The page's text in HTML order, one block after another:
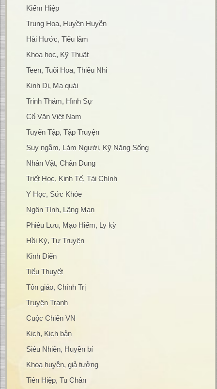
Kiếm Hiệp
Trung Hoa, Huyền Huyễn
Hài Hước, Tiếu lâm
Khoa học, Kỹ Thuật
Teen, Tuổi Hoa, Thiếu Nhi
Kinh Dị, Ma quái
Trinh Thám, Hình Sự
Cổ Văn Việt Nam
Tuyển Tập, Tập Truyện
Suy ngẫm, Làm Người, Kỹ Năng Sống
Nhân Vật, Chân Dung
Triết Học, Kinh Tế, Tài Chính
Y Học, Sức Khỏe
Ngôn Tình, Lãng Mạn
Phiêu Lưu, Mạo Hiểm, Ly kỳ
Hồi Ký, Tự Truyện
Kinh Điển
Tiểu Thuyết
Tôn giáo, Chính Trị
Truyện Tranh
Cuộc Chiến VN
Kịch, Kịch bản
Siêu Nhiên, Huyền bí
Khoa huyễn, giả tưởng
Tiên Hiệp, Tu Chân